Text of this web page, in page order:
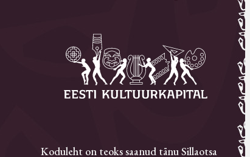
Koduleht on teoks saanud tänu Sillaotsa